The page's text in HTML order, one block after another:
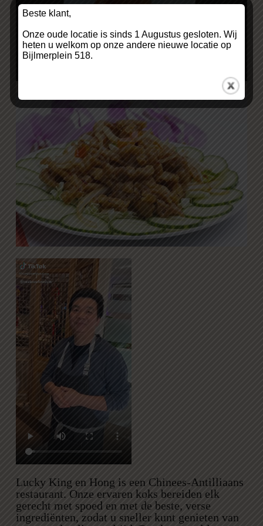
Lucky King en Hong is een Chinees-Antilliaans
restaurant. Onze ervaren koks bereiden elk
gerecht met spoed en met de beste, verse
ingrediënten, zodat u sneller kunt genieten van
Beste klant,
Onze oude locatie is sinds 1 Augustus gesloten. Wij
heten u welkom op onze andere nieuwe locatie op
Bijlmerplein 518.